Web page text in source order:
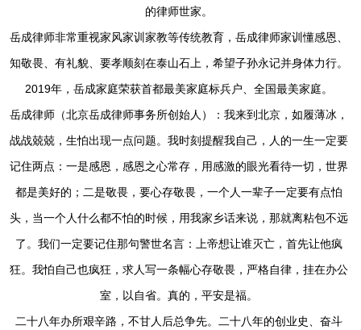
的律师世家。
岳成律师非常重视家风家训家教等传统教育，岳成律师家训懂感恩、
知敬畏、有礼貌、要孝顺刻在泰山石上，希望子孙永记并身体力行。
2019年，岳成家庭荣获首都最美家庭标兵户、全国最美家庭。
岳成律师（北京岳成律师事务所创始人）：我来到北京，如履薄冰，
战战兢兢，生怕出现一点问题。我时刻提醒我自己，人的一生一定要
记住两点：一是感恩，感恩之心常存，用感激的眼光看待一切，世界
都是美好的；二是敬畏，要心存敬畏，一个人一辈子一定要有点怕
头，当一个人什么都不怕的时候，用我家乡话来说，那就离粘包不远
了。我们一定要记住那句警世名言：上帝想让谁灭亡，首先让他疯
狂。我怕自己也疯狂，求人写一条幅心存敬畏，严格自律，挂在办公
室，以自省。真的，平安是福。
二十八年办所艰辛路，不甘人后总争先。二十八年的创业史、奋斗